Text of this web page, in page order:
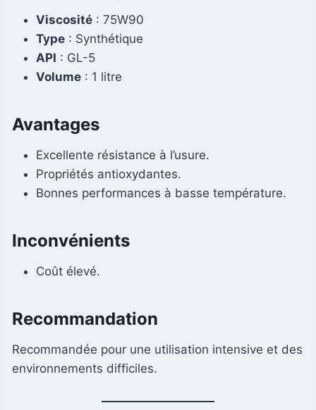
Viscosité : 75W90
Type : Synthétique
API : GL-5
Volume : 1 litre
Avantages
Excellente résistance à l’usure.
Propriétés antioxydantes.
Bonnes performances à basse température.
Inconvénients
Coût élevé.
Recommandation
Recommandée pour une utilisation intensive et des
environnements difficiles.